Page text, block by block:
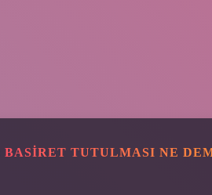
BASIRET TUTULMASI NE